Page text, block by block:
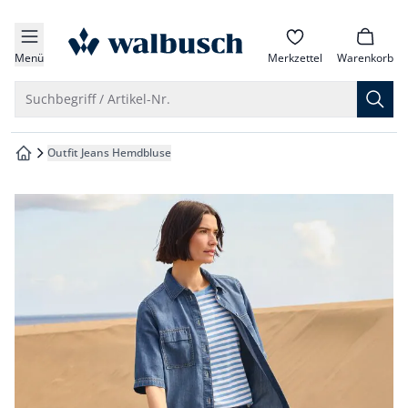
springen
springen
springen
springen
Menü zur Startseite Merkzettel Warenkorb
Suchbegriff / Artikel-Nr.
zur Startseite
Outfit Jeans Hemdbluse